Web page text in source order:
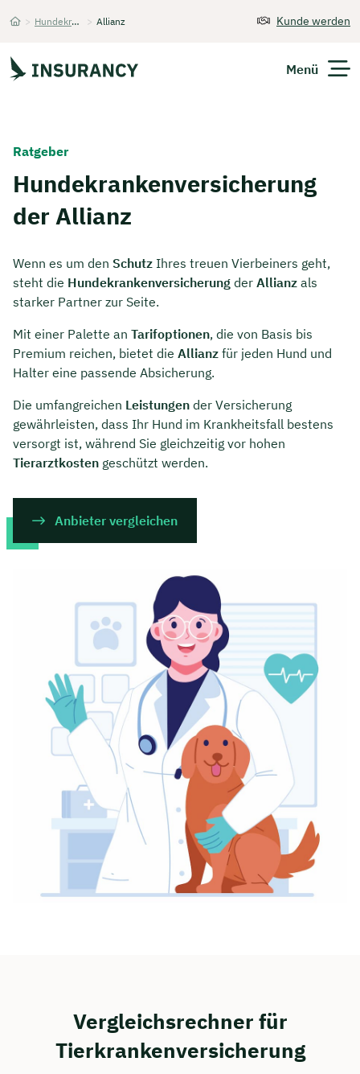
> Hundekrankenversicherung > Allianz Kunde werden
Menü
Finanzen
Über Uns
Kontakt
Ratgeber
Hundekrankenversicherung
der Allianz
Wenn es um den Schutz Ihres treuen Vierbeiners geht,
steht die Hundekrankenversicherung der Allianz als
starker Partner zur Seite.
Mit einer Palette an Tarifoptionen, die von Basis bis
Premium reichen, bietet die Allianz für jeden Hund und
Halter eine passende Absicherung.
Die umfangreichen Leistungen der Versicherung
gewährleisten, dass Ihr Hund im Krankheitsfall bestens
versorgt ist, während Sie gleichzeitig vor hohen
Tierarztkosten geschützt werden.
Anbieter vergleichen
Vergleichsrechner für
Tierkrankenversicherung